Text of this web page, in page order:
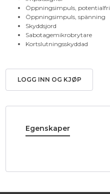
Öppningsimpuls, potentialfri
Öppningsimpuls, spänning
Skyddsjord
Sabotagemikrobrytare
Kortslutningsskyddad
LOGG INN OG KJØP
Egenskaper